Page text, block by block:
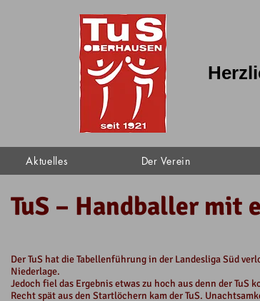
Aktuelles Der Verein
TuS – Handballer mit
Der TuS hat die Tabellenführung in der Landesliga Süd
Niederlage.
Jedoch fiel das Ergebnis etwas zu hoch aus denn der
Recht spät aus den Startlöchern kam der TuS.